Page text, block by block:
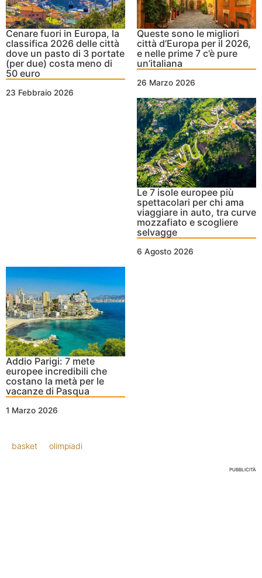
Cenare fuori in Europa, la
classifica 2026 delle città
dove un pasto di 3 portate
(per due) costa meno di
50 euro
23 Febbraio 2026
Queste sono le migliori
città d’Europa per il 2026,
e nelle prime 7 c’è pure
un’italiana
26 Marzo 2026
Le 7 isole europee più
spettacolari per chi ama
viaggiare in auto, tra curve
mozzafiato e scogliere
selvagge
6 Agosto 2026
Addio Parigi: 7 mete
europee incredibili che
costano la metà per le
vacanze di Pasqua
1 Marzo 2026
basket olimpiadi
PUBBLICITÀ